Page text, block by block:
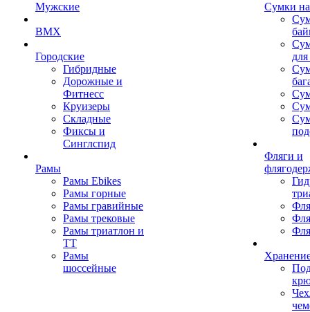
Мужские
BMX
Городские
Гибридные
Дорожные и
Фитнесс
Круизеры
Складные
Фиксы и
Синглспид
Рамы
Рамы Ebikes
Рамы горные
Рамы гравийные
Рамы трековые
Рамы триатлон и
ТТ
Рамы
шоссейные
Сумки
Фляги и